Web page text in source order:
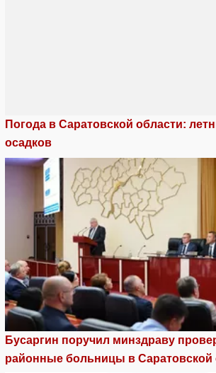
Погода в Саратовской области:
осадков
Бусаргин поручил минздраву
районные больницы в Саратовской